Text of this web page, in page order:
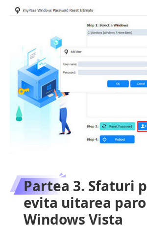
Partea 3. Sfaturi
evita uitarea
Windows Vista